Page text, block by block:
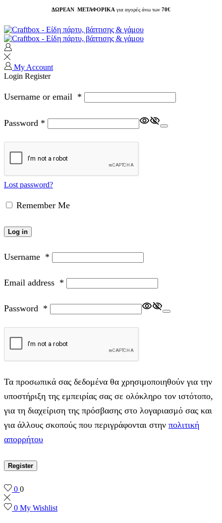
ΔΩΡΕΑΝ ΜΕΤΑΦΟΡΙΚΑ για αγορές άνω των 70€
My Account
Login Register
Username or email *
Password *
Lost password?
Remember Me
Log in
Username *
Email address *
Password *
Τα προσωπικά σας δεδομένα θα χρησιμοποιηθούν για την
υποστήριξη της εμπειρίας σας σε ολόκληρο τον ιστότοπο,
για τη διαχείριση της πρόσβασης στο λογαριασμό σας και
για άλλους σκοπούς που περιγράφονται στην πολιτική
απορρήτου
Register
0 0
0 My Wishlist